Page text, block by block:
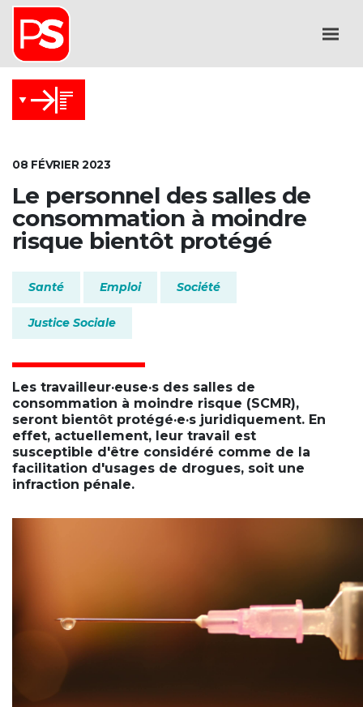
08 FÉVRIER 2023
Le personnel des salles de
consommation à moindre
risque bientôt protégé
Santé Emploi Société
Justice Sociale
Les travailleur·euse·s des salles de
consommation à moindre risque (SCMR),
seront bientôt protégé·e·s juridiquement. En
effet, actuellement, leur travail est
susceptible d'être considéré comme de la
facilitation d'usages de drogues, soit une
infraction pénale.